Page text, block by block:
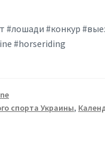
#конкур
#horseriding
спорта Украины,